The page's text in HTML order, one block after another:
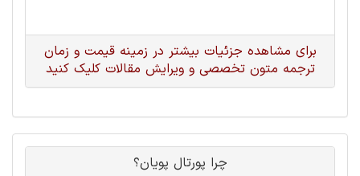
برای مشاهده جزئیات بیشتر در زمینه قیمت و زمان
ترجمه متون تخصصی و ویرایش مقالات کلیک کنید
چرا پورتال پویان؟